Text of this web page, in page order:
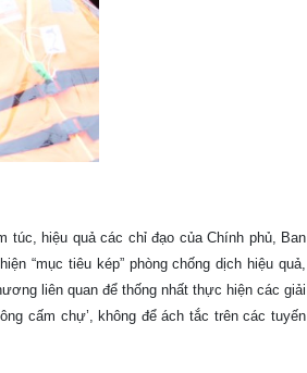
hiệu quả các chỉ đạo của Chính phủ, Ban
“mục tiêu kép” phòng chống dịch hiệu quả,
liên quan để thống nhất thực hiện các giải
cấm chự’, không để ách tắc trên các tuyến